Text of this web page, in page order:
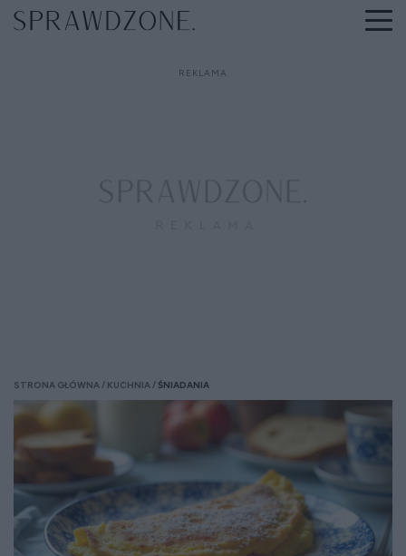
STRONA GŁÓWNA KUCHNIA ŚNIADANIA